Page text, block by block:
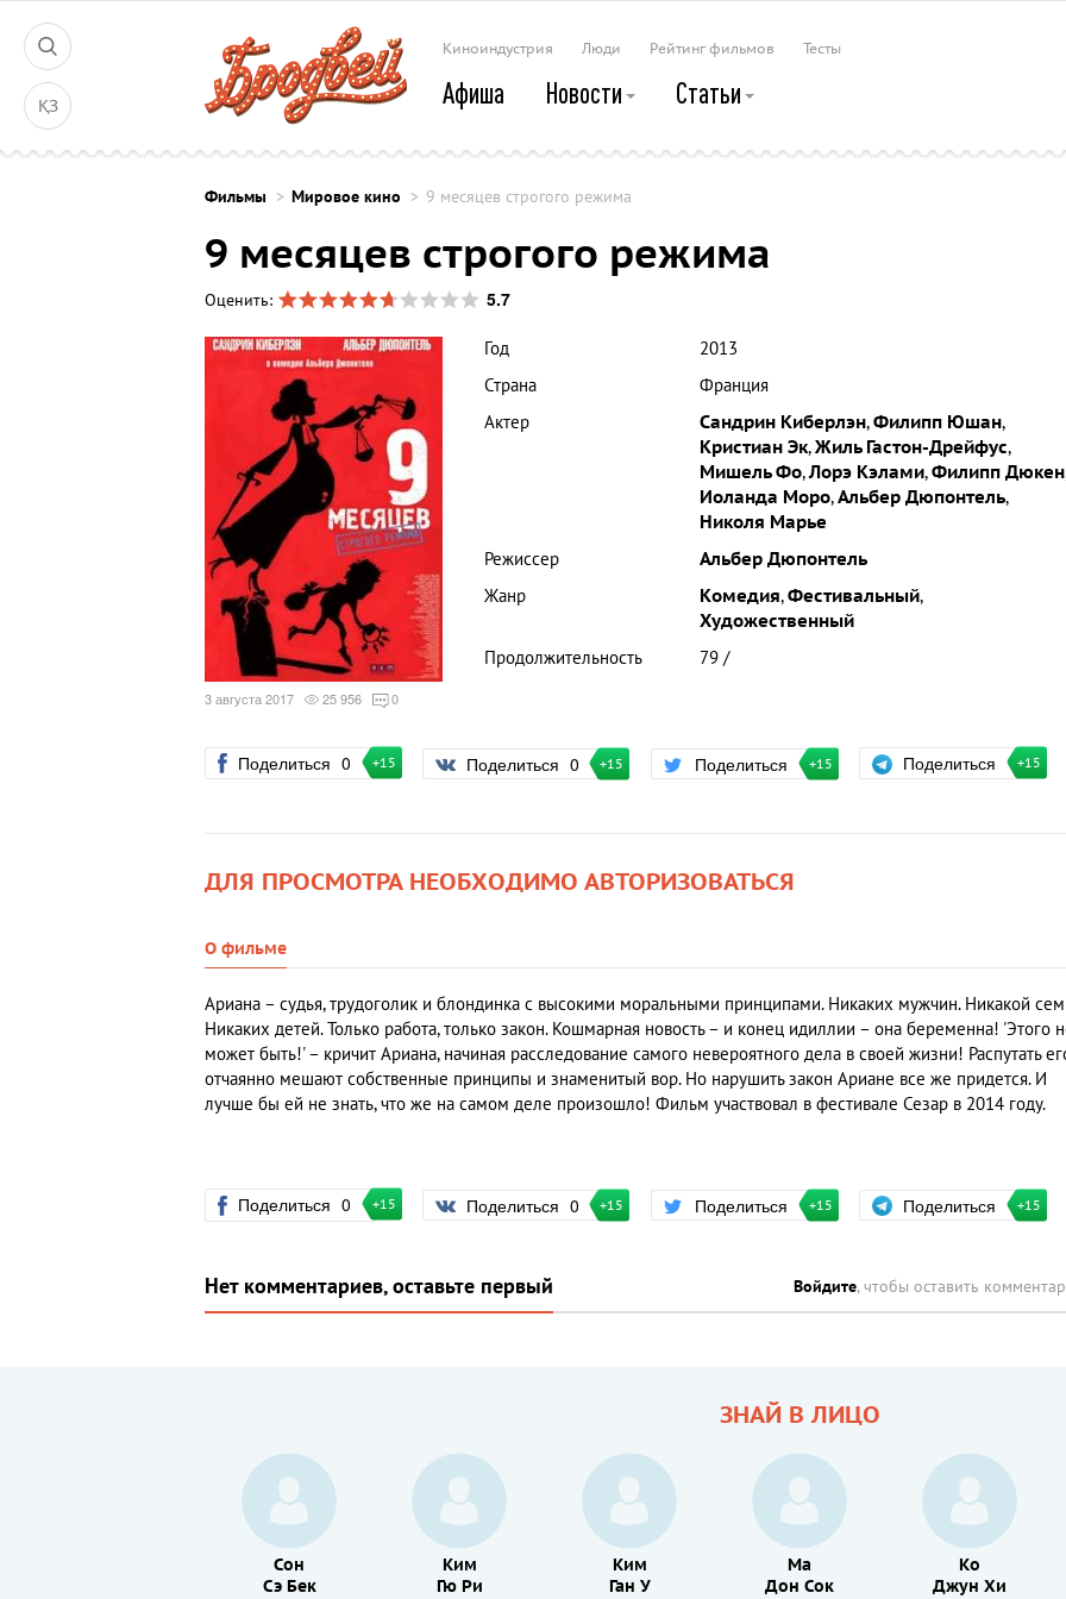
ҚЗ
Киноиндустрия Люди Рейтинг фильмов Тесты
Афиша Новости Статьи
Фильмы Мировое кино 9 месяцев строгого режима
9 месяцев строгого режима
Оценить: 5.7
3 августа 2017 25 956 0
Год
2013
Страна
Франция
Актер
Сандрин Киберлэн,Филипп Юшан,
Кристиан Эк,Жиль Гастон-Дрейфус,
Мишель Фо,Лорэ Кэлами,Филипп Дюкен,
Иоланда Моро,Альбер Дюпонтель,
Николя Марье
Режиссер
Альбер Дюпонтель
Жанр
Комедия,Фестивальный,
Художественный
Продолжительность
79 /
Поделиться 0 +15 Поделиться 0 +15 Поделиться +15 Поделиться +15
ДЛЯ ПРОСМОТРА НЕОБХОДИМО АВТОРИЗОВАТЬСЯ
О фильме
Ариана – судья, трудоголик и блондинка с высокими моральными принципами. Никаких мужчин. Никакой
Никаких детей. Только работа, только закон. Кошмарная новость – и конец идиллии – она беременна! 'Этого
может быть!' – кричит Ариана, начиная расследование самого невероятного дела в своей жизни! Распутать
отчаянно мешают собственные принципы и знаменитый вор. Но нарушить закон Ариане все же придется. И
лучше бы ей не знать, что же на самом деле произошло! Фильм участвовал в фестивале Сезар в 2014 году.
Поделиться 0 +15 Поделиться 0 +15 Поделиться +15 Поделиться +15
Нет комментариев, оставьте первый Войдите, чтобы оставить
ЗНАЙ В ЛИЦО
Сон
Сэ Бек
Ким
Гю Ри
Ким
Ган У
Ма
Дон Сок
Ко
Джун Хи